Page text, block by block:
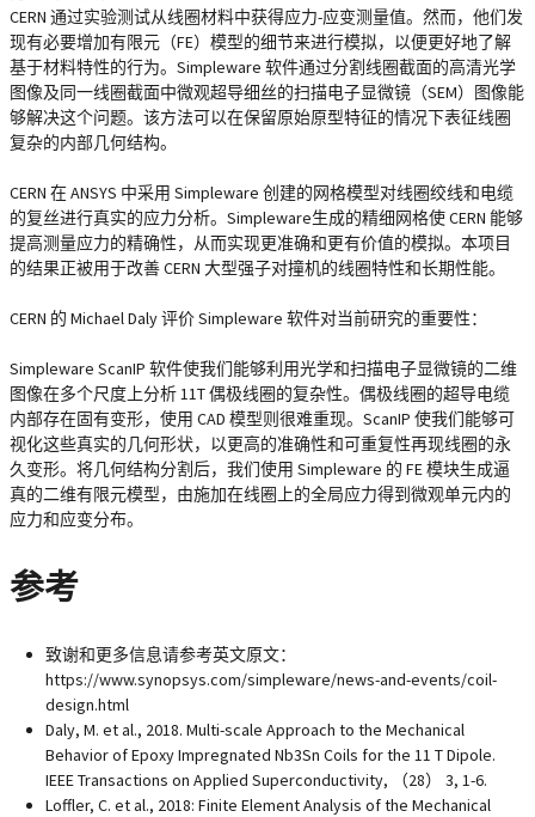
CERN 通过实验测试从线圈材料中获得应力-应变测量值。然而，他们发
现有必要增加有限元（FE）模型的细节来进行模拟，以便更好地了解
基于材料特性的行为。Simpleware 软件通过分割线圈截面的高清光学
图像及同一线圈截面中微观超导细丝的扫描电子显微镜（SEM）图像能
够解决这个问题。该方法可以在保留原始原型特征的情况下表征线圈
复杂的内部几何结构。
CERN 在 ANSYS 中采用 Simpleware 创建的网格模型对线圈绞线和电缆
的复丝进行真实的应力分析。Simpleware生成的精细网格使 CERN 能够
提高测量应力的精确性，从而实现更准确和更有价值的模拟。本项目
的结果正被用于改善 CERN 大型强子对撞机的线圈特性和长期性能。
CERN 的 Michael Daly 评价 Simpleware 软件对当前研究的重要性：
Simpleware ScanIP 软件使我们能够利用光学和扫描电子显微镜的二维
图像在多个尺度上分析 11T 偶极线圈的复杂性。偶极线圈的超导电缆
内部存在固有变形，使用 CAD 模型则很难重现。ScanIP 使我们能够可
视化这些真实的几何形状，以更高的准确性和可重复性再现线圈的永
久变形。将几何结构分割后，我们使用 Simpleware 的 FE 模块生成逼
真的二维有限元模型，由施加在线圈上的全局应力得到微观单元内的
应力和应变分布。
参考
致谢和更多信息请参考英文原文：
https://www.synopsys.com/simpleware/news-and-events/coil-
design.html
Daly, M. et al., 2018. Multi-scale Approach to the Mechanical
Behavior of Epoxy Impregnated Nb3Sn Coils for the 11 T Dipole.
IEEE Transactions on Applied Superconductivity, （28） 3, 1-6.
Loffler, C. et al., 2018: Finite Element Analysis of the Mechanical